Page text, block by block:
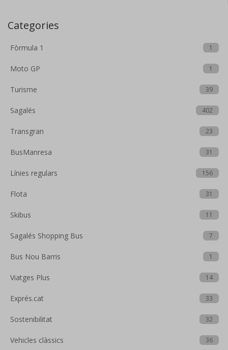
Categories
Fòrmula 1 1
Moto GP 1
Turisme 39
Sagalés 402
Transgran 23
BusManresa 31
Línies regulars 156
Flota 31
Skibus 11
Sagalés Shopping Bus 7
Bus Nou Barris 1
Viatges Plus 14
Exprés.cat 33
Sostenibilitat 32
Vehicles clàssics 36